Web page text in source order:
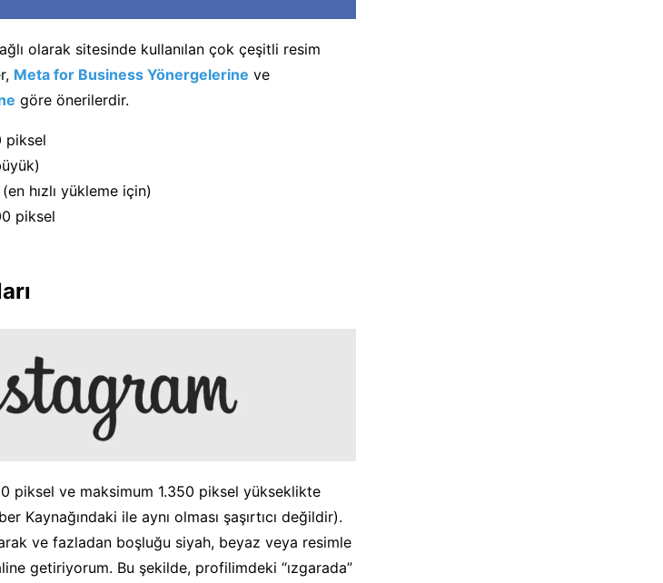
olarak sitesinde kullanılan çok çeşitli resim
Meta for Business Yönergelerine ve
göre önerilerdir.
piksel
hızlı yükleme için)
piksel
piksel ve maksimum 1.350 piksel yükseklikte
Kaynağındaki ile aynı olması şaşırtıcı değildir).
ve fazladan boşluğu siyah, beyaz veya resimle
getiriyorum. Bu şekilde, profilimdeki “ızgarada”